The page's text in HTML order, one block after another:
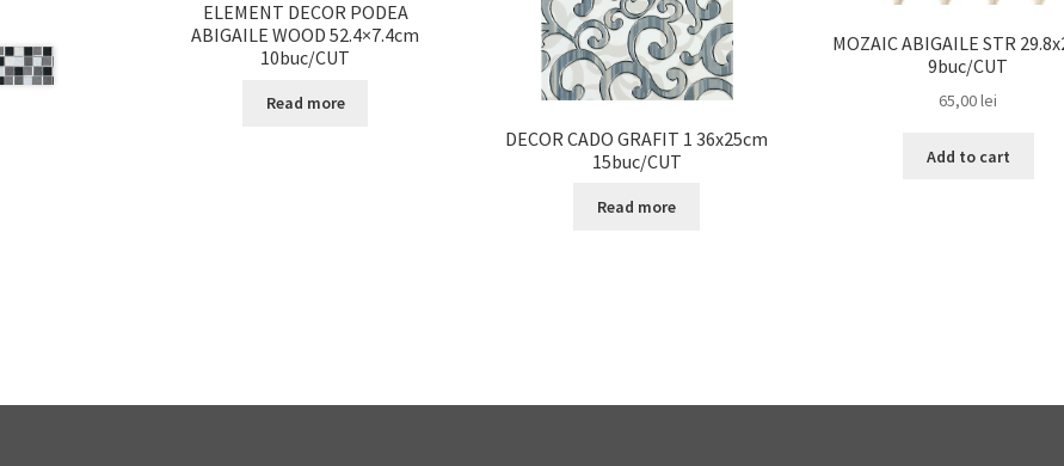
ELEMENT DECOR PODEA
ABIGAILE WOOD 52.4×7.4cm
10buc/CUT
Read more
DECOR CADO GRAFIT 1 36x25cm
15buc/CUT
Read more
MOZAIC ABIGAILE STR
9buc/CUT
65,00lei
Add to cart